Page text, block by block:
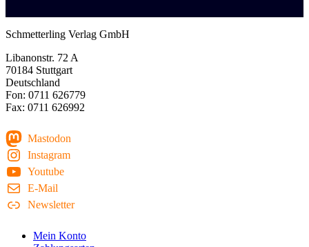
Schmetterling Verlag GmbH
Libanonstr. 72 A
70184 Stuttgart
Deutschland
Fon: 0711 626779
Fax: 0711 626992
Mastodon
Instagram
Youtube
E-Mail
Newsletter
Mein Konto